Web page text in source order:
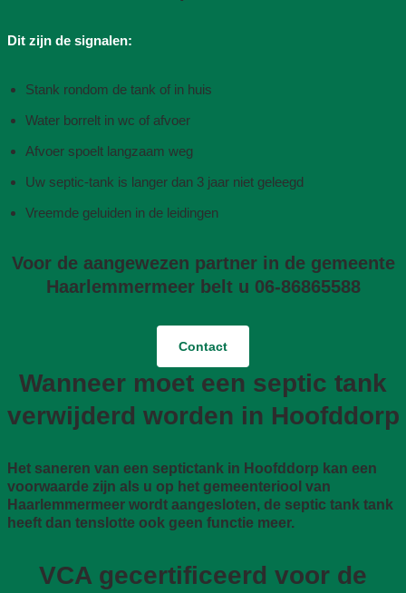
Dit zijn de signalen:
Stank rondom de tank of in huis
Water borrelt in wc of afvoer
Afvoer spoelt langzaam weg
Uw septic-tank is langer dan 3 jaar niet geleegd
Vreemde geluiden in de leidingen
Voor de aangewezen partner in de gemeente
Haarlemmermeer belt u 06-86865588
Contact
Wanneer moet een septic tank
verwijderd worden in Hoofddorp
Het saneren van een septictank in Hoofddorp kan een
voorwaarde zijn als u op het gemeenteriool van
Haarlemmermeer wordt aangesloten, de septic tank tank
heeft dan tenslotte ook geen functie meer.
VCA gecertificeerd voor de